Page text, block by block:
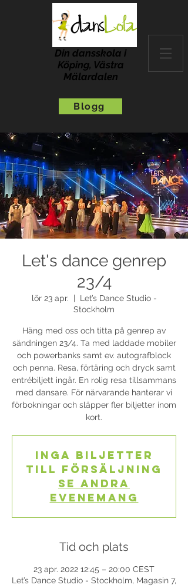
Din dansskola i
Köping, Västra
Mälardalen
Blogg
Let's dance genrep
23/4
lör 23 apr.
Let’s Dance Studio -
Stockholm
Häng med oss och titta på genrep av
sändningen 23/4. Ta med laddade mobiler
och powerbanks samt ev. autografblock
och penna. Resa, förtäring och dryck samt
entrébiljett ingår. En rolig resa tillsammans
med dansare. För närvarande hanterar vi
förbokningar och släpper fler biljetter inom
kort.
Inga biljetter
till försäljning
Se andra
evenemang
Tid och plats
23 apr. 2022 12:45 – 20:00 CEST
Let’s Dance Studio - Stockholm, Magasin 7,